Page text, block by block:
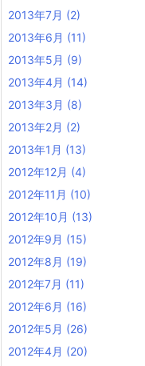
2013年7月 (2)
2013年6月 (11)
2013年5月 (9)
2013年4月 (14)
2013年3月 (8)
2013年2月 (2)
2013年1月 (13)
2012年12月 (4)
2012年11月 (10)
2012年10月 (13)
2012年9月 (15)
2012年8月 (19)
2012年7月 (11)
2012年6月 (16)
2012年5月 (26)
2012年4月 (20)